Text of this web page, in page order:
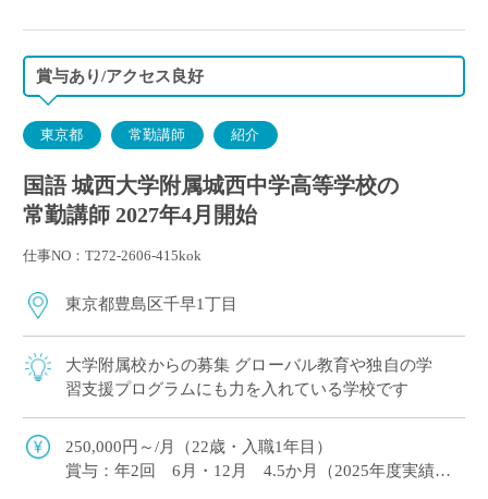
険・厚生年金）、雇用保険、労災保険
賞与あり/アクセス良好
東京都 常勤講師 紹介
国語 城西大学附属城西中学高等学校の
常勤講師 2027年4月開始
仕事NO：T272-2606-415kok
東京都豊島区千早1丁目
大学附属校からの募集 グローバル教育や独自の学
習支援プログラムにも力を入れている学校です
250,000円～/月（22歳・入職1年目）
賞与：年2回 6月・12月 4.5か月（2025年度実績）